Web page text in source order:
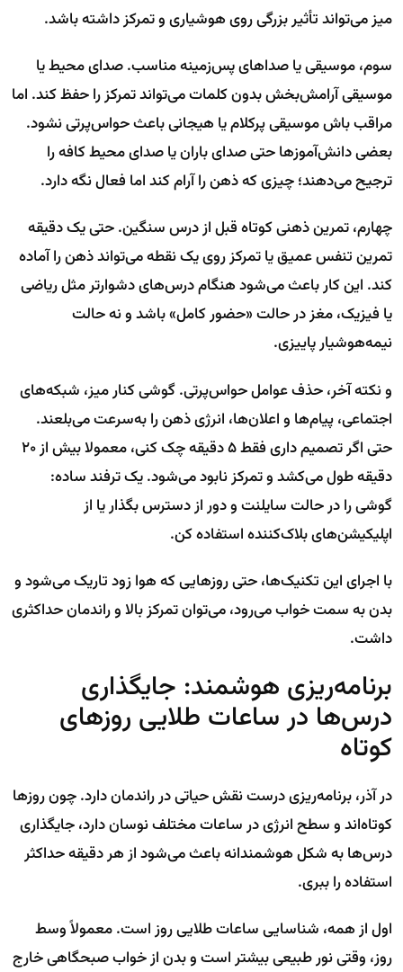
میز می‌تواند تأثیر بزرگی روی هوشیاری و تمرکز داشته باشد.
سوم، موسیقی یا صداهای پس‌زمینه مناسب. صدای محیط یا
موسیقی آرامش‌بخش بدون کلمات می‌تواند تمرکز را حفظ کند. اما
مراقب باش موسیقی پرکلام یا هیجانی باعث حواس‌پرتی نشود.
بعضی دانش‌آموزها حتی صدای باران یا صدای محیط کافه را
ترجیح می‌دهند؛ چیزی که ذهن را آرام کند اما فعال نگه دارد.
چهارم، تمرین ذهنی کوتاه قبل از درس سنگین. حتی یک دقیقه
تمرین تنفس عمیق یا تمرکز روی یک نقطه می‌تواند ذهن را آماده
کند. این کار باعث می‌شود هنگام درس‌های دشوارتر مثل ریاضی
یا فیزیک، مغز در حالت «حضور کامل» باشد و نه حالت
نیمه‌هوشیار پاییزی.
و نکته آخر، حذف عوامل حواس‌پرتی. گوشی کنار میز، شبکه‌های
اجتماعی، پیام‌ها و اعلان‌ها، انرژی ذهن را به‌سرعت می‌بلعند.
حتی اگر تصمیم داری فقط ۵ دقیقه چک کنی، معمولا بیش از ۲۰
دقیقه طول می‌کشد و تمرکز نابود می‌شود. یک ترفند ساده:
گوشی را در حالت سایلنت و دور از دسترس بگذار یا از
اپلیکیشن‌های بلاک‌کننده استفاده کن.
با اجرای این تکنیک‌ها، حتی روزهایی که هوا زود تاریک می‌شود و
بدن به سمت خواب می‌رود، می‌توان تمرکز بالا و راندمان حداکثری
داشت.
برنامه‌ریزی هوشمند: جایگذاری
درس‌ها در ساعات طلایی روزهای
کوتاه
در آذر، برنامه‌ریزی درست نقش حیاتی در راندمان دارد. چون روزها
کوتاه‌اند و سطح انرژی در ساعات مختلف نوسان دارد، جایگذاری
درس‌ها به شکل هوشمندانه باعث می‌شود از هر دقیقه حداکثر
استفاده را ببری.
اول از همه، شناسایی ساعات طلایی روز است. معمولاً وسط
روز، وقتی نور طبیعی بیشتر است و بدن از خواب صبحگاهی خارج